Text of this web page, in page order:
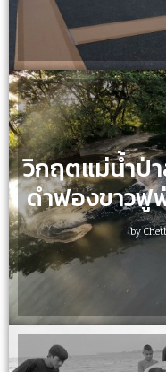
วิกฤตแม่น้ำป่
ดำฟองขาวฟู
by